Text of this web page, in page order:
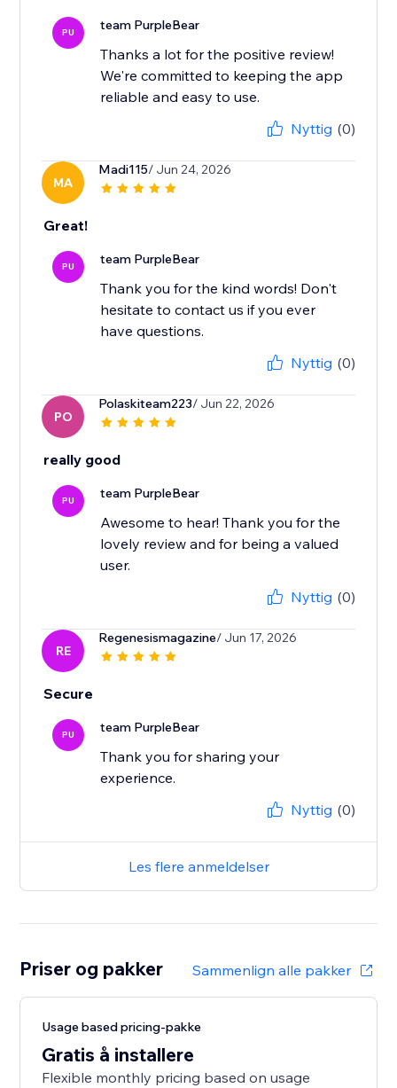
PU team PurpleBear
Thanks a lot for the positive review!
We're committed to keeping the app
reliable and easy to use.
Nyttig (0)
MA
Madi115/ Jun 24, 2026
Great!
PU team PurpleBear
Thank you for the kind words! Don't
hesitate to contact us if you ever
have questions.
Nyttig (0)
PO
Polaskiteam223/ Jun 22, 2026
really good
PU team PurpleBear
Awesome to hear! Thank you for the
lovely review and for being a valued
user.
Nyttig (0)
RE
Regenesismagazine/ Jun 17, 2026
Secure
PU team PurpleBear
Thank you for sharing your
experience.
Nyttig (0)
Les flere anmeldelser
Priser og pakker Sammenlign alle pakker
Usage based pricing-pakke
Gratis å installere
Flexible monthly pricing based on usage